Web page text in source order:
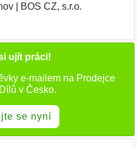
| BOS CZ, s.r.o.
ujít práci!
e-mailem na Prodejce
v Česko.
se nyní